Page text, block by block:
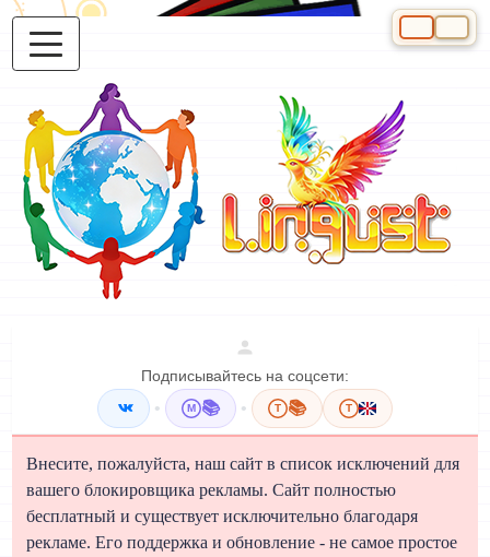
Подписывайтесь на соцсети:
• M 📚 • T 📚 T
Внесите, пожалуйста, наш сайт в список исключений для
вашего блокировщика рекламы. Сайт полностью
бесплатный и существует исключительно благодаря
рекламе. Его поддержка и обновление - не самое простое